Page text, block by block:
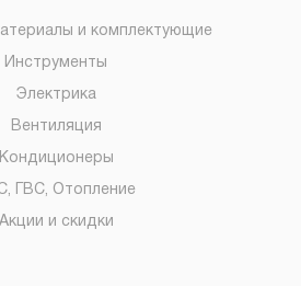
и комплектующие
Инструменты
Электрика
Вентиляция
Кондиционеры
ГВС, Отопление
Акции и скидки